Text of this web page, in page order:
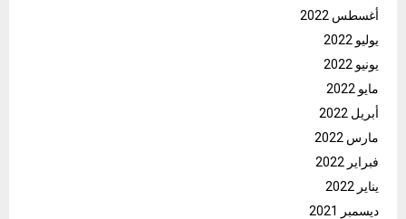
أغسطس 2022
يوليو 2022
يونيو 2022
مايو 2022
أبريل 2022
مارس 2022
فبراير 2022
يناير 2022
ديسمبر 2021